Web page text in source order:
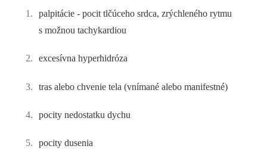
palpitácie -⁠ pocit tlčúceho srdca, zrýchleného rytmu
s možnou tachykardiou
excesívna hyperhidróza
tras alebo chvenie tela (vnímané alebo manifestné)
pocity nedostatku dychu
pocity dusenia